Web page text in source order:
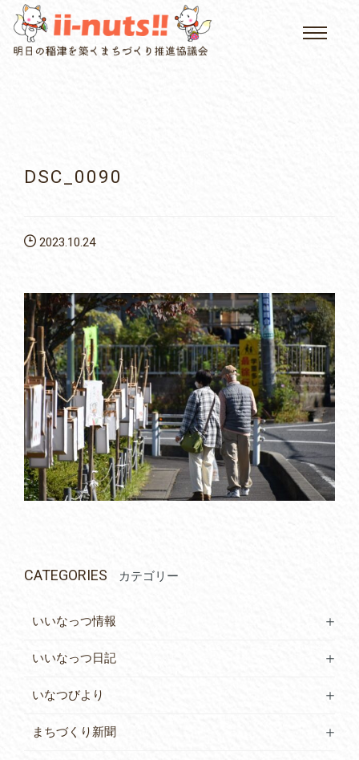
HOME
屏風山ご案内
アクセス
DSC_0090
2023.10.24
CATEGORIES カテゴリー
いいなっつ情報
いいなっつ日記
いなつびより
まちづくり新聞